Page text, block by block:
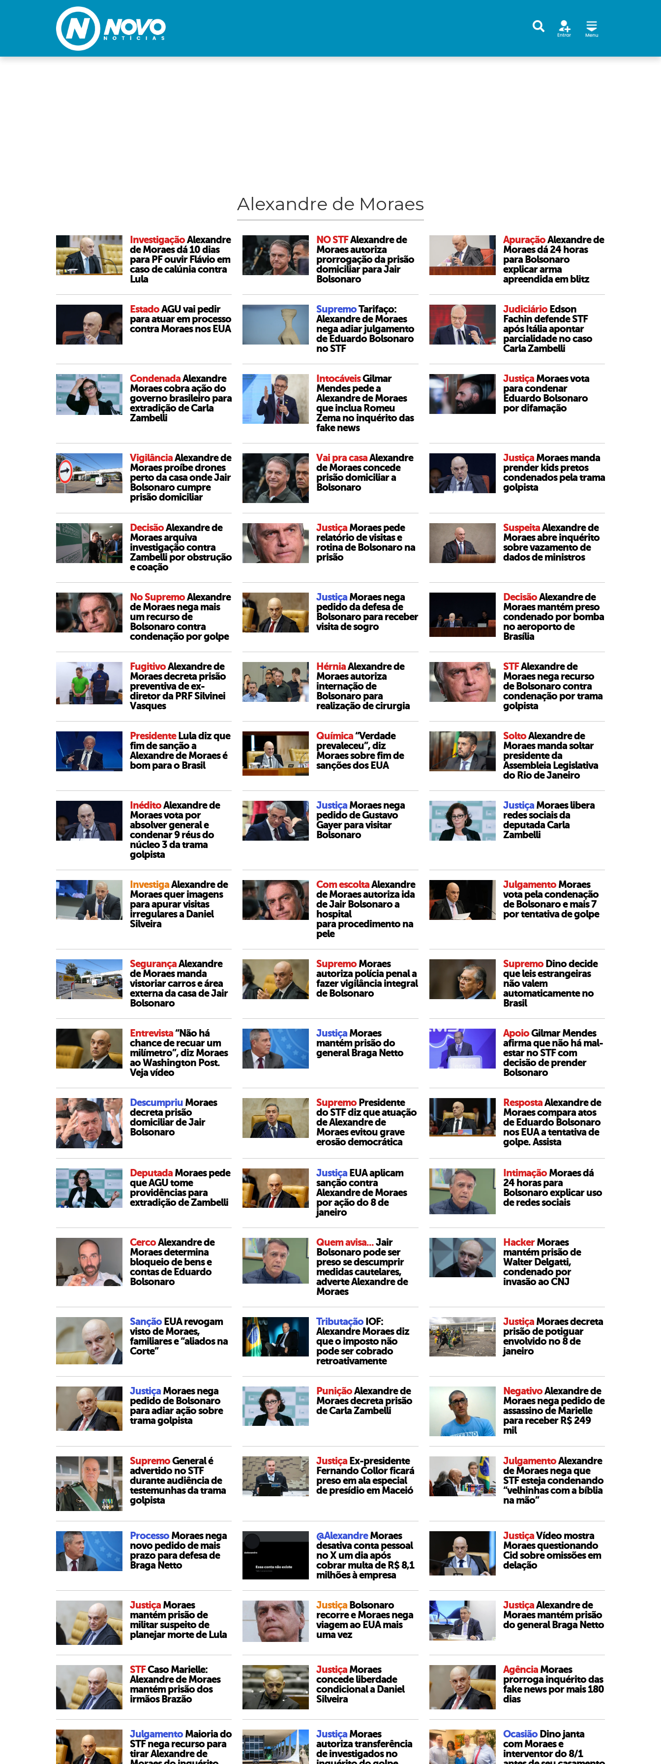
Alexandre de Moraes
InvestigaçãoAlexandre
de Moraes dá 10 dias
para PF ouvir Flávio em
caso de calúnia contra
Lula
NO STFAlexandre de
Moraes autoriza
prorrogação da prisão
domiciliar para Jair
Bolsonaro
ApuraçãoAlexandre de
Moraes dá 24 horas
para Bolsonaro
explicar arma
apreendida em blitz
EstadoAGU vai pedir
para atuar em processo
contra Moraes nos EUA
SupremoTarifaço:
Alexandre de Moraes
nega adiar julgamento
de Eduardo Bolsonaro
no STF
Judiciário Edson
Fachin defende STF
após Itália apontar
parcialidade no caso
Carla Zambelli
CondenadaAlexandre
Moraes cobra ação do
governo brasileiro para
extradição de Carla
Zambelli
IntocáveisGilmar
Mendes pede a
Alexandre de Moraes
que inclua Romeu
Zema no inquérito das
fake news
Justiça Moraes vota
para condenar
Eduardo Bolsonaro
por difamação
VigilânciaAlexandre de
Moraes proíbe drones
perto da casa onde Jair
Bolsonaro cumpre
prisão domiciliar
Vai pra casaAlexandre
de Moraes concede
prisão domiciliar a
Bolsonaro
Justiça Moraes manda
prender kids pretos
condenados pela trama
golpista
DecisãoAlexandre de
Moraes arquiva
investigação contra
Zambelli por obstrução
e coação
Justiça Moraes pede
relatório de visitas e
rotina de Bolsonaro na
prisão
SuspeitaAlexandre de
Moraes abre inquérito
sobre vazamento de
dados de ministros
No SupremoAlexandre
de Moraes nega mais
um recurso de
Bolsonaro contra
condenação por golpe
Justiça Moraes nega
pedido da defesa de
Bolsonaro para receber
visita de sogro
DecisãoAlexandre de
Moraes mantém preso
condenado por bomba
no aeroporto de
Brasília
FugitivoAlexandre de
Moraes decreta prisão
preventiva de ex-
diretor da PRF Silvinei
Vasques
HérniaAlexandre de
Moraes autoriza
internação de
Bolsonaro para
realização de cirurgia
STFAlexandre de
Moraes nega recurso
de Bolsonaro contra
condenação por trama
golpista
Presidente Lula diz que
fim de sanção a
Alexandre de Moraes é
bom para o Brasil
Química“Verdade
prevaleceu”, diz
Moraes sobre fim de
sanções dos EUA
SoltoAlexandre de
Moraes manda soltar
presidente da
Assembleia Legislativa
do Rio de Janeiro
InéditoAlexandre de
Moraes vota por
absolver general e
condenar 9 réus do
núcleo 3 da trama
golpista
Justiça Moraes nega
pedido de Gustavo
Gayer para visitar
Bolsonaro
Justiça Moraes libera
redes sociais da
deputada Carla
Zambelli
InvestigaAlexandre de
Moraes quer imagens
para apurar visitas
irregulares a Daniel
Silveira
Com escoltaAlexandre
de Moraes autoriza ida
de Jair Bolsonaro a
hospital
para procedimento na
pele
JulgamentoMoraes
vota pela condenação
de Bolsonaro e mais 7
por tentativa de golpe
SegurançaAlexandre
de Moraes manda
vistoriar carros e área
externa da casa de Jair
Bolsonaro
SupremoMoraes
autoriza polícia penal a
fazer vigilância integral
de Bolsonaro
Supremo Dino decide
que leis estrangeiras
não valem
automaticamente no
Brasil
Entrevista“Não há
chance de recuar um
milímetro”, diz Moraes
ao Washington Post.
Veja vídeo
Justiça Moraes
mantém prisão do
general Braga Netto
ApoioGilmar Mendes
afirma que não há mal-
estar no STF com
decisão de prender
Bolsonaro
Descumpriu Moraes
decreta prisão
domiciliar de Jair
Bolsonaro
Supremo Presidente
do STF diz que atuação
de Alexandre de
Moraes evitou grave
erosão democrática
RespostaAlexandre de
Moraes compara atos
de Eduardo Bolsonaro
nos EUA a tentativa de
golpe. Assista
Deputada Moraes pede
que AGU tome
providências para
extradição de Zambelli
Justiça EUA aplicam
sanção contra
Alexandre de Moraes
por ação do 8 de
janeiro
IntimaçãoMoraes dá
24 horas para
Bolsonaro explicar uso
de redes sociais
CercoAlexandre de
Moraes determina
bloqueio de bens e
contas de Eduardo
Bolsonaro
Quem avisa...Jair
Bolsonaro pode ser
preso se descumprir
medidas cautelares,
adverte Alexandre de
Moraes
HackerMoraes
mantém prisão de
Walter Delgatti,
condenado por
invasão ao CNJ
SançãoEUA revogam
visto de Moraes,
familiares e “aliados na
Corte”
TributaçãoIOF:
Alexandre Moraes diz
que o imposto não
pode ser cobrado
retroativamente
Justiça Moraes decreta
prisão de potiguar
envolvido no 8 de
janeiro
Justiça Moraes nega
pedido de Bolsonaro
para adiar ação sobre
trama golpista
PuniçãoAlexandre de
Moraes decreta prisão
de Carla Zambelli
NegativoAlexandre de
Moraes nega pedido de
assassino de Marielle
para receber R$ 249
mil
SupremoGeneral é
advertido no STF
durante audiência de
testemunhas da trama
golpista
Justiça Ex-presidente
Fernando Collor ficará
preso em ala especial
de presídio em Maceió
JulgamentoAlexandre
de Moraes nega que
STF esteja condenando
“velhinhas com a bíblia
na mão”
ProcessoMoraes nega
novo pedido de mais
prazo para defesa de
Braga Netto
@AlexandreMoraes
desativa conta pessoal
no X um dia após
cobrar multa de R$ 8,1
milhões à empresa
JustiçaVídeo mostra
Moraes questionando
Cid sobre omissões em
delação
Justiça Moraes
mantém prisão de
militar suspeito de
planejar morte de Lula
Justiça Bolsonaro
recorre e Moraes nega
viagem ao EUA mais
uma vez
JustiçaAlexandre de
Moraes mantém prisão
do general Braga Netto
STFCaso Marielle:
Alexandre de Moraes
mantém prisão dos
irmãos Brazão
Justiça Moraes
concede liberdade
condicional a Daniel
Silveira
Agência Moraes
prorroga inquérito das
fake news por mais 180
dias
JulgamentoMaioria do
STF nega recurso para
tirar Alexandre de
Justiça Moraes
autoriza transferência
de investigados no
Ocasião Dino janta
com Moraes e
interventor do 8/1